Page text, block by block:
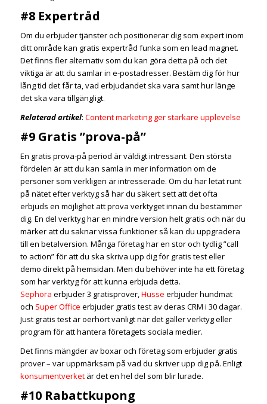
#8 Expertråd
Om du erbjuder tjänster och positionerar dig som expert inom
ditt område kan gratis expertråd funka som en lead magnet.
Det finns fler alternativ som du kan göra detta på och det
viktiga är att du samlar in e-postadresser. Bestäm dig för hur
lång tid det får ta, vad erbjudandet ska vara samt hur länge
det ska vara tillgängligt.
Relaterad artikel: Content marketing ger starkare upplevelse
#9 Gratis ”prova-på”
En gratis prova-på period är väldigt intressant. Den största
fördelen är att du kan samla in mer information om de
personer som verkligen är intresserade. Om du har letat runt
på nätet efter verktyg så har du säkert sett att det ofta
erbjuds en möjlighet att prova verktyget innan du bestämmer
dig. En del verktyg har en mindre version helt gratis och när du
märker att du saknar vissa funktioner så kan du uppgradera
till en betalversion. Många företag har en stor och tydlig ”call
to action” för att du ska skriva upp dig för gratis test eller
demo direkt på hemsidan. Men du behöver inte ha ett företag
som har verktyg för att kunna erbjuda detta.
Sephora erbjuder 3 gratisprover,Husse erbjuder hundmat
och Super Office erbjuder gratis test av deras CRM i 30 dagar.
Just gratis test är oerhört vanligt när det gäller verktyg eller
program för att hantera företagets sociala medier.
Det finns mängder av boxar och företag som erbjuder gratis
prover – var uppmärksam på vad du skriver upp dig på. Enligt
konsumentverket är det en hel del som blir lurade.
#10 Rabattkupong